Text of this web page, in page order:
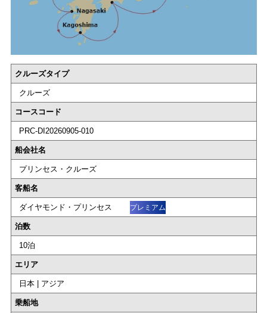
クルーズタイプ
クルーズ
コースコード
PRC-DI20260905-010
船会社名
プリンセス・クルーズ
客船名
ダイヤモンド・プリンセス プレミアム
泊数
10泊
エリア
日本 | アジア
乗船地